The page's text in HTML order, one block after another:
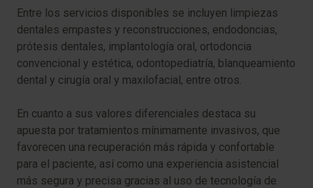
Entre los servicios disponibles se incluyen limpiezas
dentales empastes y reconstrucciones, endodoncias,
prótesis dentales, implantología oral, ortodoncia
convencional y estética, odontopediatría, blanqueamiento
dental y cirugía oral y maxilofacial, entre otros.
En cuanto a sus valores diferenciales destaca su
apuesta por tratamientos mínimamente invasivos, que
favorecen una recuperación más rápida y confortable
para el paciente, así como una experiencia asistencial
más segura y precisa gracias al uso de tecnología de